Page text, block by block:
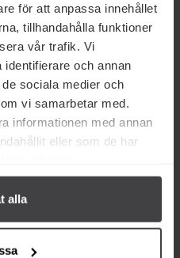
för att anpassa innehållet
tillhandahålla funktioner
vår trafik. Vi
och annan
sociala medier och
vi samarbetar med.
informationen med annan
eller som de har
alla
283 kr
Amaretti Virginia Soffici 220g
Köp